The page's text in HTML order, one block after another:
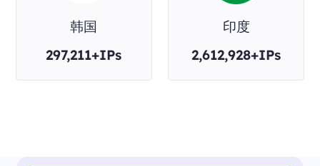
韩国
297,211+IPs
印度
2,612,928+IPs